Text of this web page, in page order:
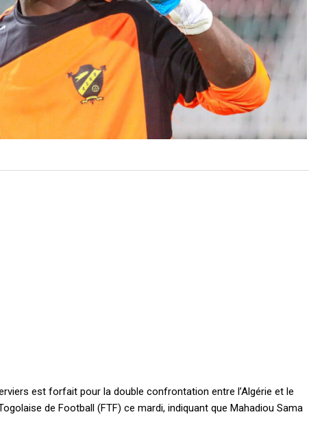
est forfait pour la double confrontation entre l’Algérie et le
de Football (FTF) ce mardi, indiquant que Mahadiou Sama